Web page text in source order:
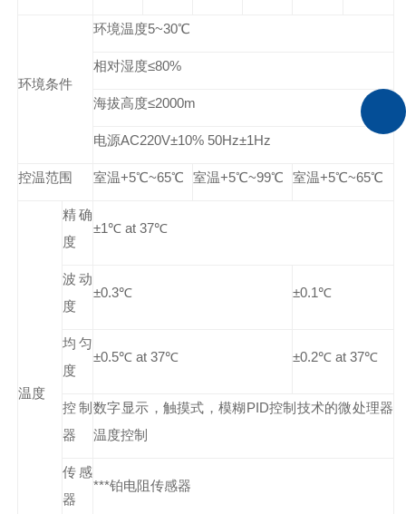
环境条件
环境温度5~30℃
相对湿度≤80%
海拔高度≤2000m
电源AC220V±10% 50Hz±1Hz
控温范围 室温+5℃~65℃ 室温+5℃~99℃ 室温+5℃~65℃
温度
精确
度
±1℃ at 37℃
波动
度
±0.3℃ ±0.1℃
均匀
度
±0.5℃ at 37℃ ±0.2℃ at 37℃
控制
器
数字显示，触摸式，模糊PID控制技术的微处理器
温度控制
传感
器
***铂电阻传感器